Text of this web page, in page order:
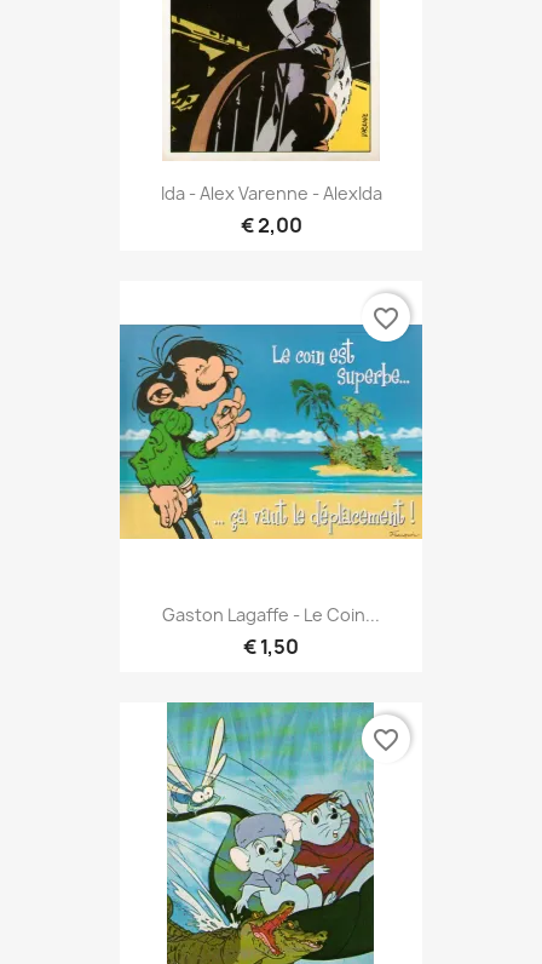
Ida - Alex Varenne - AlexIda
€ 2,00
Gaston Lagaffe - Le Coin...
€ 1,50
favorite_border
favorite_border